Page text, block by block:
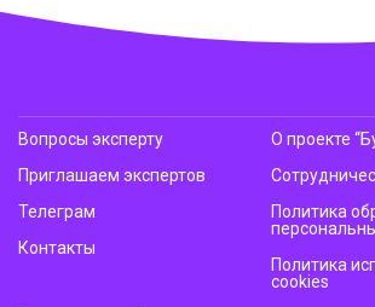
Вопросы эксперту
Приглашаем экспертов
Телеграм
Контакты
О проекте
Политика
Политика
cookies